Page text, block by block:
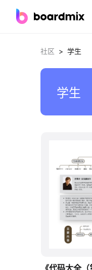
社区 > 学生
学生
《代码大全